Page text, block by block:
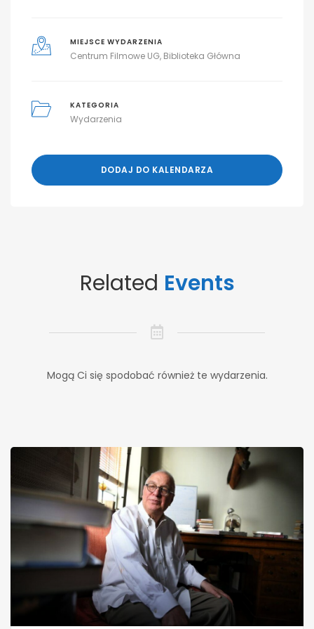
MIEJSCE WYDARZENIA
Centrum Filmowe UG, Biblioteka Główna
KATEGORIA
Wydarzenia
DODAJ DO KALENDARZA
Related Events
Mogą Ci się spodobać również te wydarzenia.